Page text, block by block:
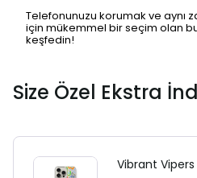
Telefonunuzu korumak ve aynı
için mükemmel bir seçim olan bu
keşfedin!
Size Özel Ekstra
Vibrant Vipers